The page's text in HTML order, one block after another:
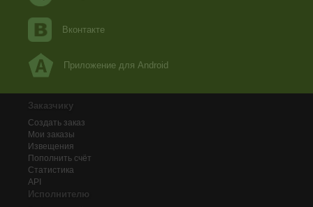
Вконтакте
Приложение для Android
Заказчику
Создать заказ
Мои заказы
Извещения
Пополнить счёт
Статистика
API
Исполнителю